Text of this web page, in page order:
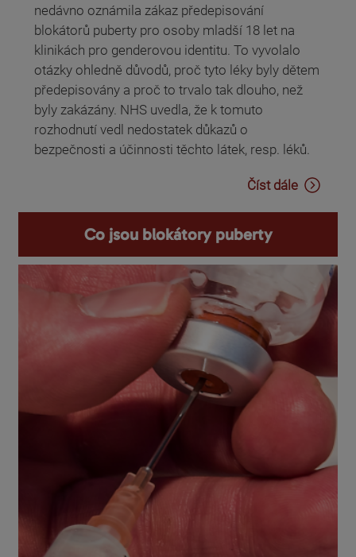
nedávno oznámila zákaz předepisování
blokátorů puberty pro osoby mladší 18 let na
klinikách pro genderovou identitu. To vyvolalo
otázky ohledně důvodů, proč tyto léky byly dětem
předepisovány a proč to trvalo tak dlouho, než
byly zakázány. NHS uvedla, že k tomuto
rozhodnutí vedl nedostatek důkazů o
bezpečnosti a účinnosti těchto látek, resp. léků.
Číst dále
Co jsou blokátory puberty